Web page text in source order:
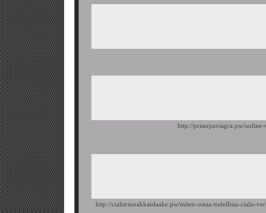
http://priserpaviagra.pw/
http://cialisrinnakkaislaake.pw/miten-ostaa-todellisia-cialis-